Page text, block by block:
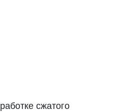
сжатого